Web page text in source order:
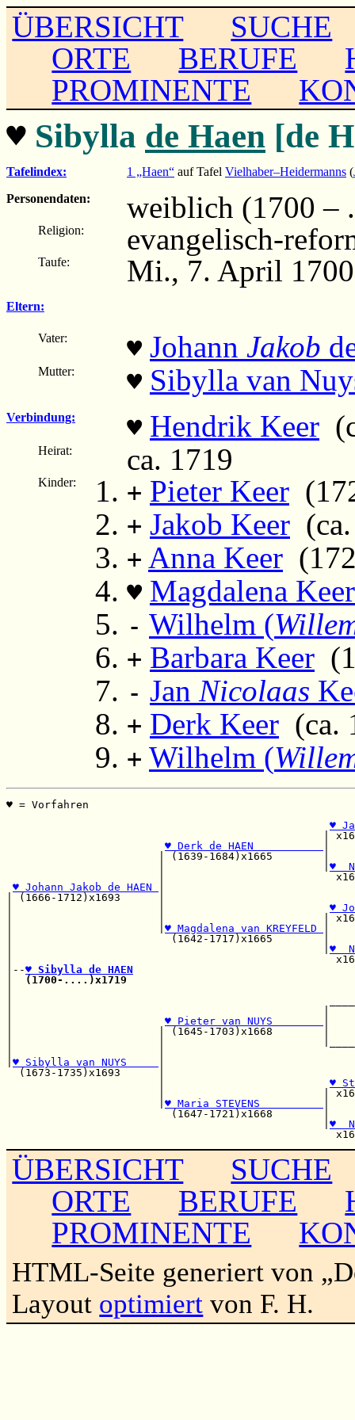
ÜBERSICHT
SUCHE
ORTE
BERUFE
PROMINENTE
♥ Sibylla de Haen [de
Tafelindex: 1 „Haen“ auf Tafel Vielhaber–Heidermanns (
Personendaten:
weiblich (1700 –
Religion: evangelisch-
Taufe: Mi., 7. April
Eltern:
Vater: ♥ Johann Jakob
Mutter: ♥ Sibylla van
Verbindung: ♥ Hendrik Keer
Heirat: ca. 1719
Kinder: + Pieter Keer
+ Jakob Keer
+ Anna Keer
♥ Magdalena
- Wilhelm (
+ Barbara Keer
- Jan Nicolaas
+ Derk Keer (ca.
+ Wilhelm (
♥ = Vorfahren
♥
♥ Derk de HAEN
| (1639-1684)x1665        |
|
♥ Johann Jakob de HAEN
| (1666-1712)x1693      |
♥
|                       |
♥ Magdalena van KREYFELD
|                         (1642-1717)x1665
|
|--♥ Sibylla de HAEN
(1700-....)x1719
|
♥ Pieter van NUYS
|                       | (1645-1703)x1668
|
♥ Sibylla van NUYS
(1673-1735)x1693      |
♥
|
♥ Maria STEVENS
(1647-1721)x1668        |
ÜBERSICHT
SUCHE
ORTE
BERUFE
PROMINENTE
HTML-Seite generiert von
Layout optimiert von F. H.